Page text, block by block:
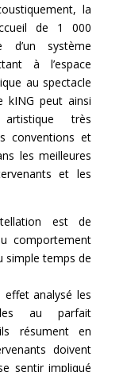
la
de 1 000
système
à l’espace
au spectacle
kING peut ainsi
très
conventions et
les meilleures
et les
est de
comportement
simple temps de
analysé les
au parfait
résument en
doivent
sentir impliqué